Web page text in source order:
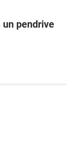
un pendrive